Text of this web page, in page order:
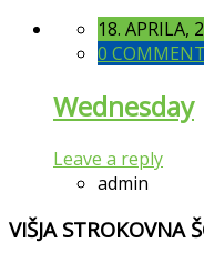
18. APRILA,
0
Wednesday
Leave a reply
admin
VIŠJA STROKOVNA